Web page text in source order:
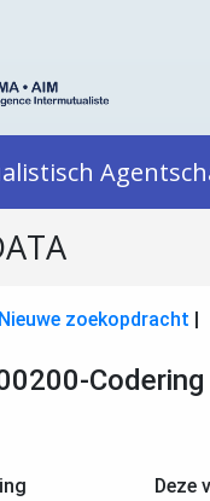
Nieuwe zoekopdracht |
Deze